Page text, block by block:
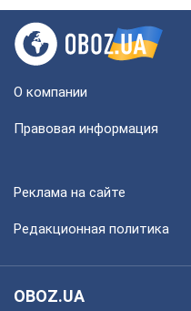
О компании
Правовая информация
Реклама на сайте
Редакционная политика
OBOZ.UA